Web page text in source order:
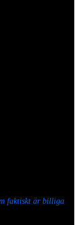
faktiskt är billiga